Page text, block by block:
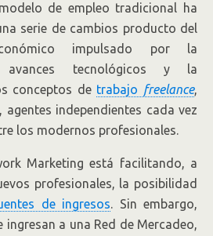
de empleo tradicional ha
serie de cambios producto del
impulsado por la
avances tecnológicos y la
conceptos de trabajo freelance,
independientes cada vez
los modernos profesionales.
Marketing está facilitando, a
profesionales, la posibilidad
de ingresos. Sin embargo,
ingresan a una Red de Mercadeo,